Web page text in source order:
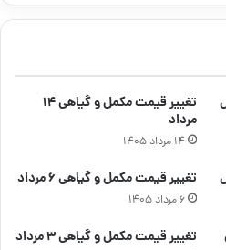
تغییر قیمت مکمل و گیاهی ۱۴
مرداد
۱۴ مرداد ۱۴۰۵
تغییر قیمت مکمل و گیاهی ۶ مرداد
۶ مرداد ۱۴۰۵
تغییر قیمت مکمل و گیاهی ۳ مرداد